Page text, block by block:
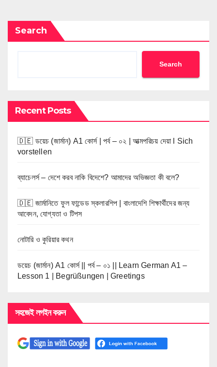
Search
Search
Recent Posts
🇩🇪 ডয়েচ (জার্মান) A1 কোর্স | পর্ব – ০২ | আত্মপরিচয় দেয়া l Sich
vorstellen
ব্যাচেলর্স – দেশে করব নাকি বিদেশে? আমাদের অভিজ্ঞতা কী বলে?
🇩🇪 জার্মানিতে ফুল ফান্ডেড স্কলারশিপ | বাংলাদেশি শিক্ষার্থীদের জন্য
আবেদন, যোগ্যতা ও টিপস
নোটারি ও কুরিয়ার কথন
ডয়েচ (জার্মান) A1 কোর্স || পর্ব – ০১ || Learn German A1 –
Lesson 1 | Begrüßungen | Greetings
সহজেই লগইন করুন